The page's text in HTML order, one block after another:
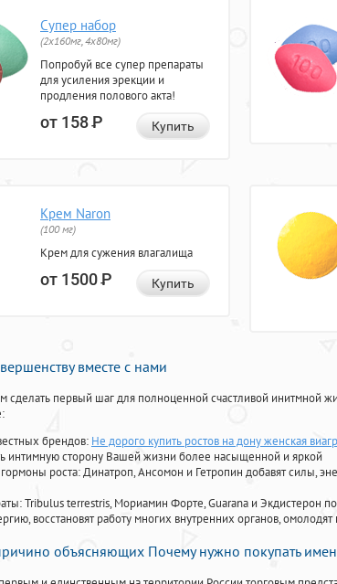
Супер набор
(2х160мг, 4х80мг)
Попробуй все супер препараты
для усиления эрекции и
продления полового акта!
от 158Р Купить
Крем Naron
(100 мг)
Крем для сужения влагалища
от 1500Р Купить
вместе с нами
сделать первый шаг для полноценной счастливой инитмной
брендов: Не дорого купить ростов на дону женская
интимную сторону Вашей жизни более насыщенной и яркой
роста: Динатроп, Ансомон и Гетропин добавят силы,
Tribulus terrestris, Мориамин Форте, Guarana и Экдистерон
восстановят работу многих внутренних органов, омолодят
объясняющих Почему нужно покупать